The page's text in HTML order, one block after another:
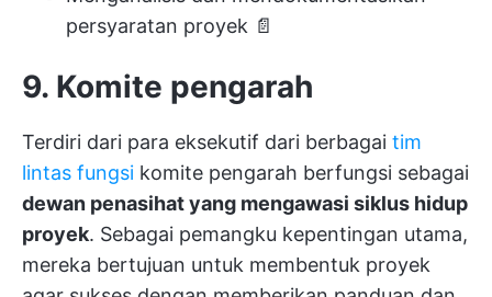
persyaratan proyek 📄
9. Komite pengarah
Terdiri dari para eksekutif dari berbagai tim
lintas fungsi komite pengarah berfungsi sebagai
dewan penasihat yang mengawasi siklus hidup
proyek. Sebagai pemangku kepentingan utama,
mereka bertujuan untuk membentuk proyek